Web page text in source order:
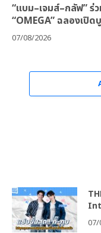
“แบม–เจมส์–กลัฟ” ร่
“OMEGA” ฉลองเปิ
07/08/2026
07/